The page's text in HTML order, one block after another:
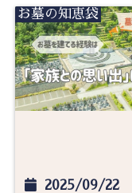
お墓の知恵袋
2025/09/22